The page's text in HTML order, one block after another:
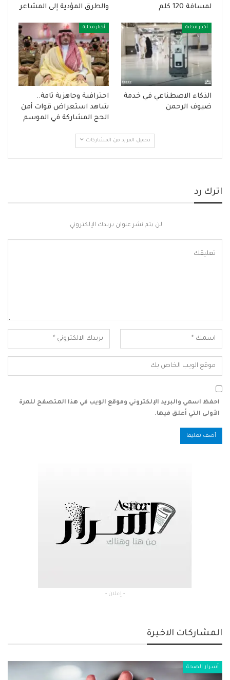
لمسافة 120 كلم والطرق المؤدية إلى المشاعر
أخبار محلية
الذكاء الاصطناعي في خدمة
ضيوف الرحمن
أخبار محلية
احترافية وجاهزية تامة..
شاهد استعراض قوات أمن
الحج المشاركة في الموسم
تحميل المزيد من المشاركات
اترك رد
لن يتم نشر عنوان بريدك الإلكتروني.
احفظ اسمي والبريد الإلكتروني وموقع الويب في هذا المتصفح للمرة
الأولى التي أعلق فيها.
- إعلان -
المشاركات الاخيرة
أسرار الصحة